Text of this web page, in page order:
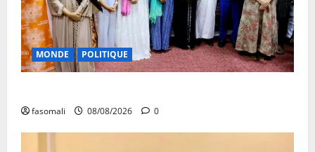
MONDE POLITIQUE
fasomali 08/08/2026 0